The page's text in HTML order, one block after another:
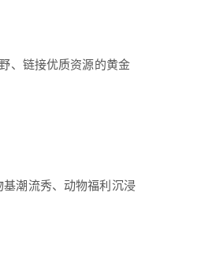
、链接优质资源的黄金
潮流秀、动物福利沉浸